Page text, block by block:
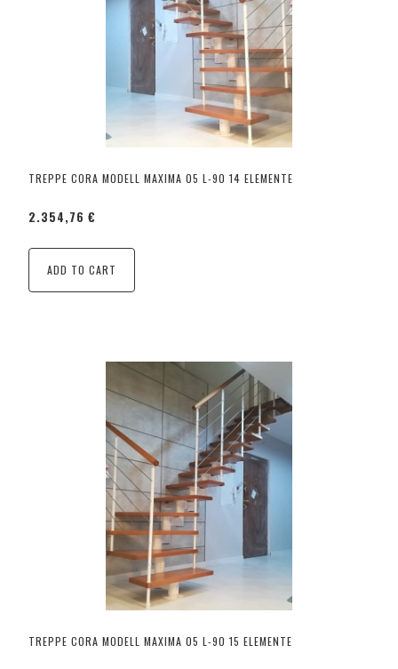
TREPPE CORA MODELL MAXIMA 05 L-90 14 ELEMENTE
2.354,76 €
ADD TO CART
TREPPE CORA MODELL MAXIMA 05 L-90 15 ELEMENTE